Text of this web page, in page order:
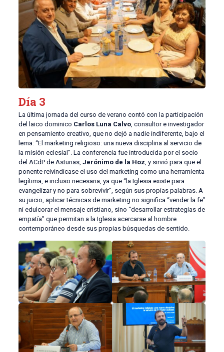
Día 3
La última jornada del curso de verano contó con la participación
del laico dominico Carlos Luna Calvo, consultor e investigador
en pensamiento creativo, que no dejó a nadie indiferente, bajo el
lema: “El marketing religioso: una nueva disciplina al servicio de
la misión eclesial”. La conferencia fue introducida por el socio
del ACdP de Asturias, Jerónimo de la Hoz , y sirvió para que el
ponente reivindicase el uso del marketing como una herramienta
legítima, e incluso necesaria, ya que “la Iglesia existe para
evangelizar y no para sobrevivir”, según sus propias palabras. A
su juicio, aplicar técnicas de marketing no significa “vender la fe”
ni edulcorar el mensaje cristiano, sino “desarrollar estrategias de
empatía” que permitan a la Iglesia acercarse al hombre
contemporáneo desde sus propias búsquedas de sentido.